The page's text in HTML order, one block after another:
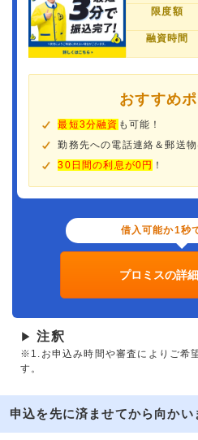
限度額
融資時間
おすすめ
最短3分融資 も可能！
勤務先への電話連絡＆郵送物
30日間の利息が0円 ！
借入可能か1秒
プロミスの詳
▶ 注釈
※1.お申込み時間や審査によりご希
す。
申込を先に済ませてから向かい